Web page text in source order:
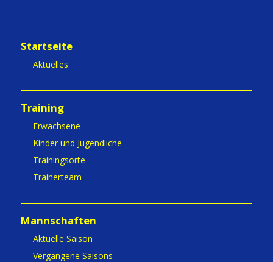
Startseite
Aktuelles
Training
Erwachsene
Kinder und Jugendliche
Trainingsorte
Trainerteam
Mannschaften
Aktuelle Saison
Vergangene Saisons